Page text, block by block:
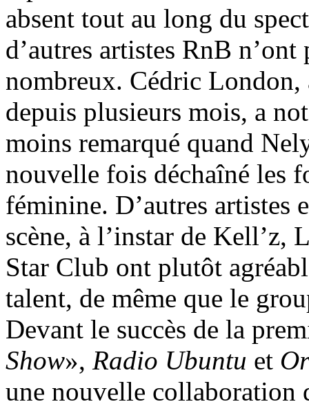
absent tout au long du
d’autres artistes RnB
nombreux. Cédric London,
depuis plusieurs mois, a
moins remarqué quand
nouvelle fois déchaîné les
féminine. D’autres artistes
scène, à l’instar de
Star Club ont plutôt
talent, de même que le
Devant le succès de la
Show», Radio Ubuntu et
une nouvelle collaboration